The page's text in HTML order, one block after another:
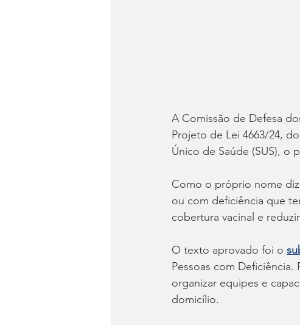
A Comissão de Defesa
Projeto de Lei 4663/24, do
Único de Saúde (SUS), o
Como o próprio nome
ou com deficiência que
cobertura vacinal e
O texto aprovado foi o
Pessoas com
organizar equipes e
domicílio.